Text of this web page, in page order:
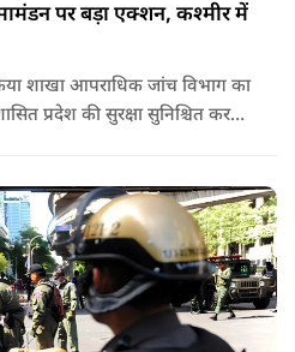
पर बड़ा एक्शन, कश्मीर में
शाखा आपराधिक जांच विभाग का
प्रदेश की सुरक्षा सुनिश्चित करने